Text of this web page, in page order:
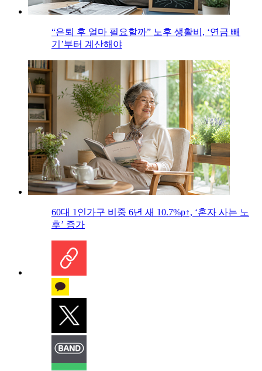
“은퇴 후 얼마 필요할까” 노후 생활비, ‘연금 빼
기’부터 계산해야
60대 1인가구 비중 6년 새 10.7%p↑, ‘혼자 사는 노
후’ 증가